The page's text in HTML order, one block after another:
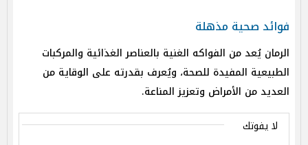
فوائد صحية مذهلة
الرمان يُعد من الفواكه الغنية بالعناصر الغذائية والمركبات
الطبيعية المفيدة للصحة، ويُعرف بقدرته على الوقاية من
العديد من الأمراض وتعزيز المناعة.
لا يفوتك